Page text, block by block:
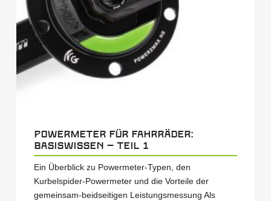
Powermeter für Fahrräder:
Basiswissen – Teil 1
Ein Überblick zu Powermeter-Typen, den
Kurbelspider-Powermeter und die Vorteile der
gemeinsam-beidseitigen Leistungsmessung Als